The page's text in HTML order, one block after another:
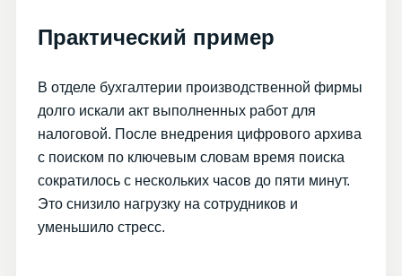
Практический пример
В отделе бухгалтерии производственной фирмы
долго искали акт выполненных работ для
налоговой. После внедрения цифрового архива
с поиском по ключевым словам время поиска
сократилось с нескольких часов до пяти минут.
Это снизило нагрузку на сотрудников и
уменьшило стресс.